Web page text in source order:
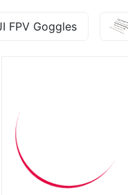
FPV Goggles